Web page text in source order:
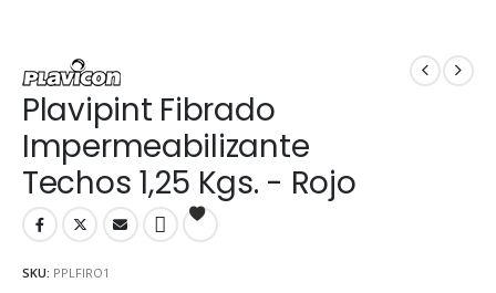
Plavipint Fibrado
Impermeabilizante
Techos 1,25 Kgs. - Rojo
SKU: PPLFIRO1